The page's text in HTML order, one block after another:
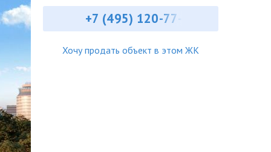
+7 (495) ‎120-77-
Хочу продать объект в этом ЖК